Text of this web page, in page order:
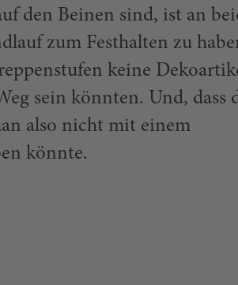
den Beinen sind, ist an
zum Festhalten zu
keine
sein könnten. Und, dass
also nicht mit einem
könnte.